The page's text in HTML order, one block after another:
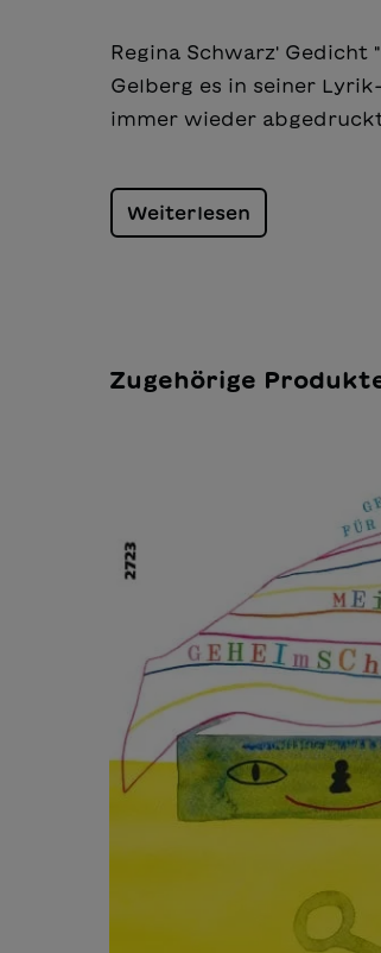
Regina Schwarz' Gedicht
Gelberg es in seiner
immer wieder
Weiterlesen
Zugehörige